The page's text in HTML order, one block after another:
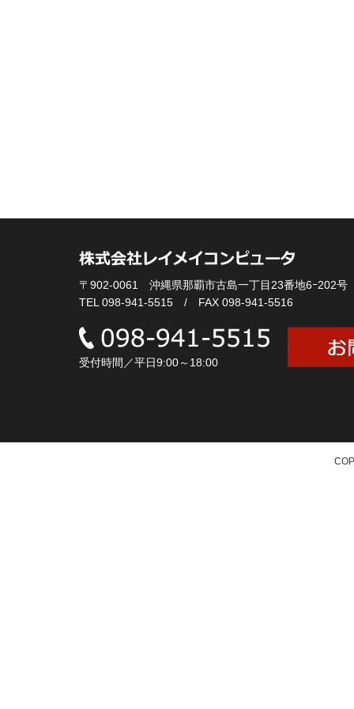
〒902-0061 沖縄県那覇市古島一丁目23番地6ｰ202号
TEL 098-941-5515 / FAX 098-941-5516
受付時間／平日9:00～18:00